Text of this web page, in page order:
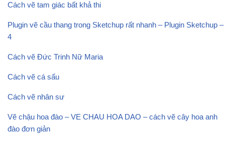
Cách vẽ tam giác bất khả thi
Plugin vẽ cầu thang trong Sketchup rất nhanh – Plugin Sketchup –
4
Cách vẽ Đức Trinh Nữ Maria
Cách vẽ cá sấu
Cách vẽ nhân sư
Vẽ chậu hoa đào – VE CHAU HOA DAO – cách vẽ cây hoa anh
đào đơn giản